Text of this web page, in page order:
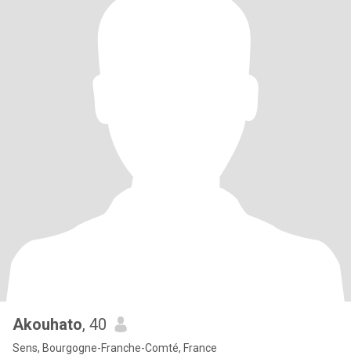
Akouhato, 40
Sens, Bourgogne-Franche-Comté, France